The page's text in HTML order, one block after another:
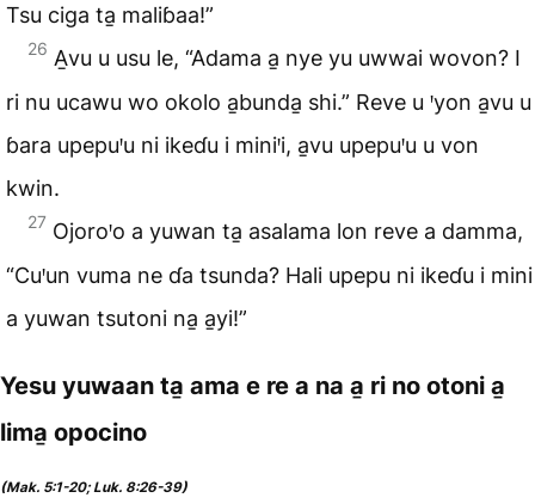
Tsu ciga ta̱ maliɓaa!”
26 A̱vu u usu le, “Adama a̱ nye yu uwwai wovon? I
ri nu ucawu wo okolo a̱bunda̱ shi.” Reve u ꞌyon a̱vu u
ɓara upepuꞌu ni ikeɗu i miniꞌi, a̱vu upepuꞌu u von
kwin.
27 Ojoroꞌo a yuwan ta̱ asalama lon reve a damma,
“Cuꞌun vuma ne ɗa tsunda? Hali upepu ni ikeɗu i mini
a yuwan tsutoni na̱ a̱yi!”
Yesu yuwaan ta̱ ama e re a na a̱ ri no otoni a̱
lima̱ opocino
(Mak. 5:1-20; Luk. 8:26-39)